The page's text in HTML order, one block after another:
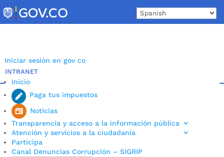
to
content
Iniciar sesión en gov co
INTRANET
Inicio
Paga tus impuestos
Noticias
Transparencia y acceso a la información pública
Atención y servicios a la ciudadanía
Participa
Canal Denuncias Corrupción – SIGRIP